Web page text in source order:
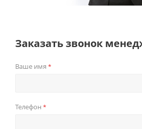
Заказать звонок
Ваше имя *
Телефон *